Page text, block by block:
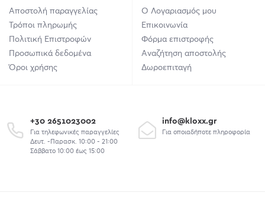
Αποστολή παραγγελίας
Τρόποι πληρωμής
Πολιτική Επιστροφών
Προσωπικά δεδομένα
Όροι χρήσης
Ο Λογαριασμός μου
Επικοινωνία
Φόρμα επιστροφής
Αναζήτηση αποστολής
Δωροεπιταγή
+30 2651023002
Για τηλεφωνικές παραγγελίες
Δευτ. -Παρασκ. 10:00 - 21:00
Σάββατο 10:00 έως 15:00
info@kloxx.gr
Για οποιαδήποτε πληροφορία